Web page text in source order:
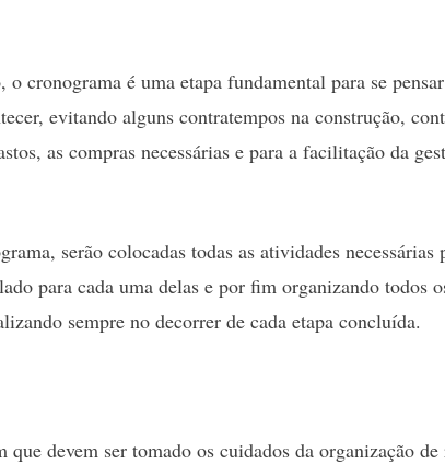
cronograma é uma etapa fundamental para se
evitando alguns contratempos na construção,
as compras necessárias e para a facilitação da
serão colocadas todas as atividades necessárias
para cada uma delas e por fim organizando todos
sempre no decorrer de cada etapa concluída.
que devem ser tomado os cuidados da organização de